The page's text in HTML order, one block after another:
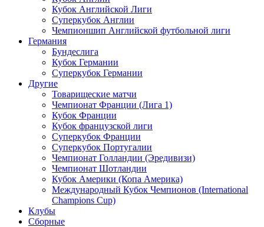
Кубок Английской Лиги
Суперкубок Англии
Чемпионшип Английской футбольной лиги
Германия
Бундеслига
Кубок Германии
Суперкубок Германии
Другие
Товарищеские матчи
Чемпионат Франции (Лига 1)
Кубок Франции
Кубок французской лиги
Суперкубок Франции
Суперкубок Португалии
Чемпионат Голландии (Эредивизи)
Чемпионат Шотландии
Кубок Америки (Копа Америка)
Международный Кубок Чемпионов (International
Champions Cup)
Клубы
Сборные